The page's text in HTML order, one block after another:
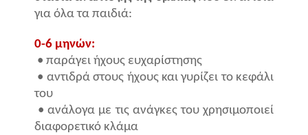
για όλα τα παιδιά:
0-6 μηνών:
• παράγει ήχους ευχαρίστησης
• αντιδρά στους ήχους και γυρίζει το κεφάλι
του
• ανάλογα με τις ανάγκες του χρησιμοποιεί
διαφορετικό κλάμα